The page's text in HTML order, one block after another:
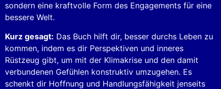
sondern eine kraftvolle Form des Engagements für eine
bessere Welt.
Kurz gesagt: Das Buch hilft dir, besser durchs Leben zu
kommen, indem es dir Perspektiven und inneres
Rüstzeug gibt, um mit der Klimakrise und den damit
verbundenen Gefühlen konstruktiv umzugehen. Es
schenkt dir Hoffnung und Handlungsfähigkeit jenseits